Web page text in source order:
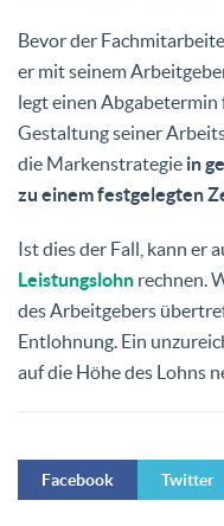
Bevor der
er mit seinem
legt einen Abgabetermin
Gestaltung seiner
die Markenstrategie in
zu einem festgelegten
Ist dies der Fall, kann er
Leistungslohn rechnen.
des Arbeitgebers
Entlohnung. Ein
auf die Höhe des Lohns
Facebook Twitter